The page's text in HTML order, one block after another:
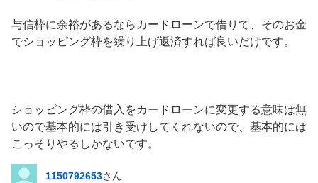
与信枠に余裕があるならカードローンで借りて、そのお金
でショッピング枠を繰り上げ返済すれば良いだけです。
ショッピング枠の借入をカードローンに変更する意味は無
いので基本的には引き受けしてくれないので、基本的には
こっそりやるしかないです。
1150792653さん